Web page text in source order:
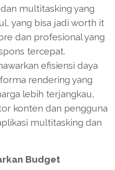
multitasking yang
yang bisa jadi worth it
dan profesional yang
tercepat.
efisiensi daya
rendering yang
lebih terjangkau,
konten dan pengguna
multitasking dan
Budget